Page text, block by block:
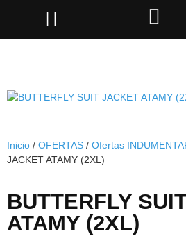
Inicio / OFERTAS / Ofertas
JACKET ATAMY (2XL)
BUTTERFLY
ATAMY (2XL)